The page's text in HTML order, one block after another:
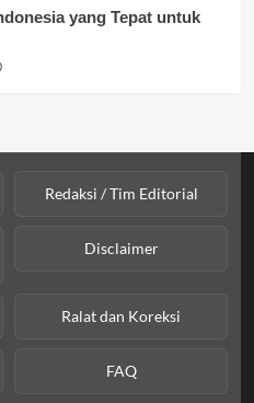
yang Tepat untuk
Redaksi / Tim Editorial
Disclaimer
Ralat dan Koreksi
FAQ